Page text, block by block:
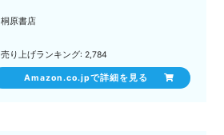
桐原書店
売り上げランキング: 2,784
Amazon.co.jpで詳細を見る